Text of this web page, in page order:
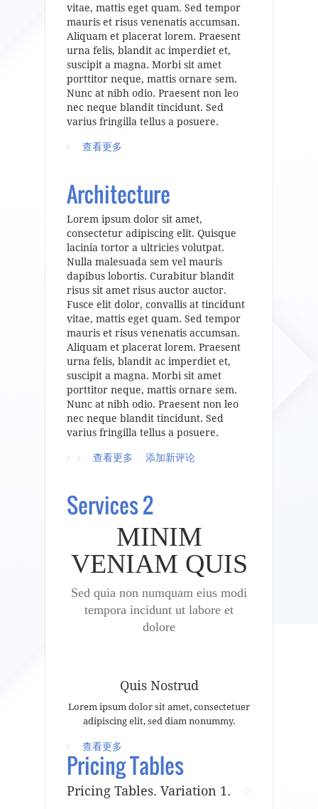
vitae, mattis eget quam. Sed tempor
mauris et risus venenatis accumsan.
Aliquam et placerat lorem. Praesent
urna felis, blandit ac imperdiet et,
suscipit a magna. Morbi sit amet
porttitor neque, mattis ornare sem.
Nunc at nibh odio. Praesent non leo
nec neque blandit tincidunt. Sed
varius fringilla tellus a posuere.
查看更多
Architecture
Lorem ipsum dolor sit amet,
consectetur adipiscing elit. Quisque
lacinia tortor a ultricies volutpat.
Nulla malesuada sem vel mauris
dapibus lobortis. Curabitur blandit
risus sit amet risus auctor auctor.
Fusce elit dolor, convallis at tincidunt
vitae, mattis eget quam. Sed tempor
mauris et risus venenatis accumsan.
Aliquam et placerat lorem. Praesent
urna felis, blandit ac imperdiet et,
suscipit a magna. Morbi sit amet
porttitor neque, mattis ornare sem.
Nunc at nibh odio. Praesent non leo
nec neque blandit tincidunt. Sed
varius fringilla tellus a posuere.
查看更多 about Architecture
添加新评论
Services 2
MINIM
VENIAM QUIS
Sed quia non numquam eius modi
tempora incidunt ut labore et
dolore
Quis Nostrud
Lorem ipsum dolor sit amet, consectetuer
adipiscing elit, sed diam nonummy.
查看更多
Pricing Tables
Pricing Tables. Variation 1.